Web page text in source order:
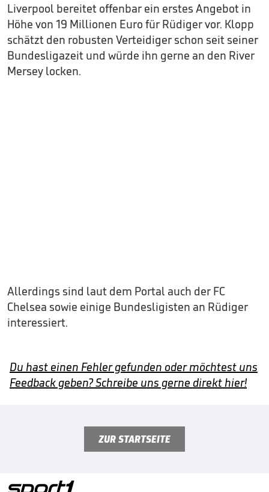
Liverpool bereitet offenbar ein erstes Angebot in
Höhe von 19 Millionen Euro für Rüdiger vor. Klopp
schätzt den robusten Verteidiger schon seit seiner
Bundesligazeit und würde ihn gerne an den River
Mersey locken.
Allerdings sind laut dem Portal auch der FC
Chelsea sowie einige Bundesligisten an Rüdiger
interessiert.
Du hast einen Fehler gefunden oder möchtest uns
Feedback geben? Schreibe uns gerne direkt hier!
ZUR STARTSEITE